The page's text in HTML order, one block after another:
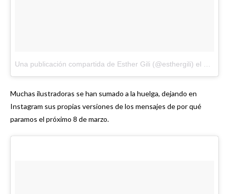
Una publicación compartida de Esther Gili (@esthergili) el
Muchas ilustradoras se han sumado a la huelga, dejando en
Instagram sus propias versiones de los mensajes de por qué
paramos el próximo 8 de marzo.